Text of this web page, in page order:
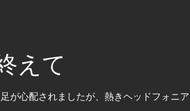
えて
が心配されましたが、熱きヘッドフォニア